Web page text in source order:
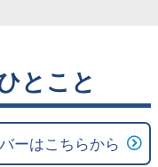
とこと
ーはこちらから